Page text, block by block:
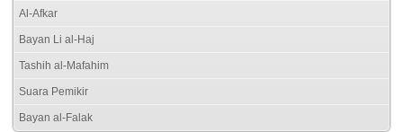
Al-Afkar
Bayan Li al-Haj
Tashih al-Mafahim
Suara Pemikir
Bayan al-Falak